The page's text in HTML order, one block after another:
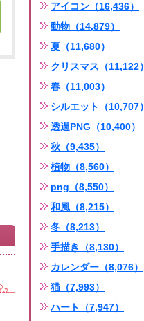
アイコン（16,436）
動物（14,879）
夏（11,680）
クリスマス（11,122）
春（11,003）
シルエット（10,707）
透過PNG（10,400）
秋（9,435）
植物（8,560）
png（8,550）
和風（8,215）
冬（8,213）
手描き（8,130）
カレンダー（8,076）
猫（7,993）
ハート（7,947）